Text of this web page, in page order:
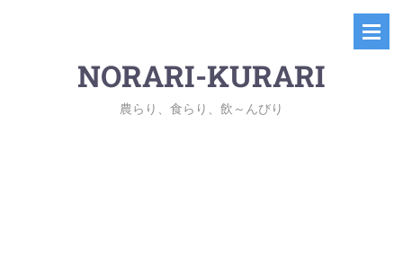
NORARI-KURARI
農らり、食らり、飲～んびり